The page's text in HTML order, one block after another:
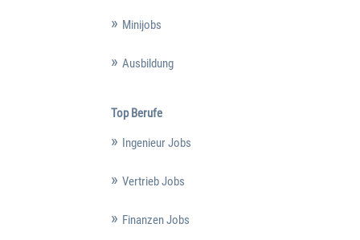
Minijobs
Ausbildung
Top Berufe
Ingenieur Jobs
Vertrieb Jobs
Finanzen Jobs